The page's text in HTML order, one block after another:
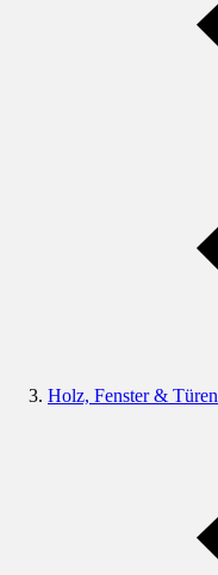
Holz, Fenster & Türen